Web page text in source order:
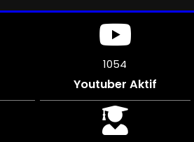
1165
Youtuber Aktif